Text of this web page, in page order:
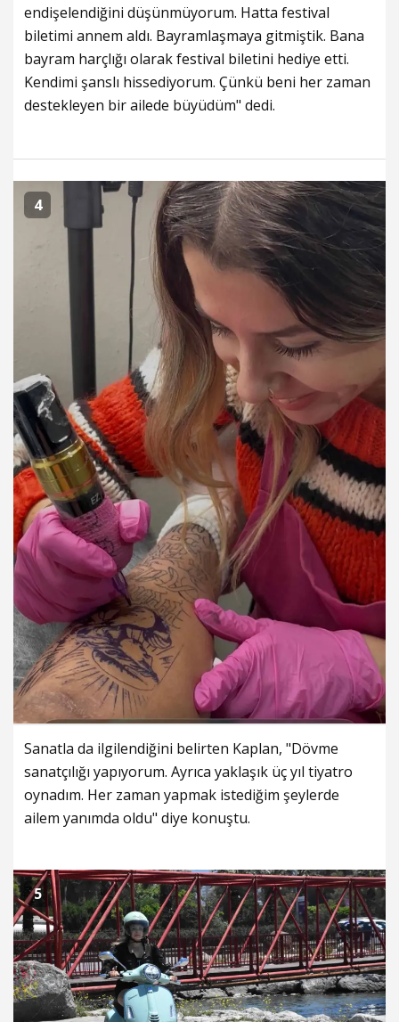
endişelendiğini düşünmüyorum. Hatta festival
biletimi annem aldı. Bayramlaşmaya gitmiştik. Bana
bayram harçlığı olarak festival biletini hediye etti.
Kendimi şanslı hissediyorum. Çünkü beni her zaman
destekleyen bir ailede büyüdüm" dedi.
4
Sanatla da ilgilendiğini belirten Kaplan, "Dövme
sanatçılığı yapıyorum. Ayrıca yaklaşık üç yıl tiyatro
oynadım. Her zaman yapmak istediğim şeylerde
ailem yanımda oldu" diye konuştu.
5